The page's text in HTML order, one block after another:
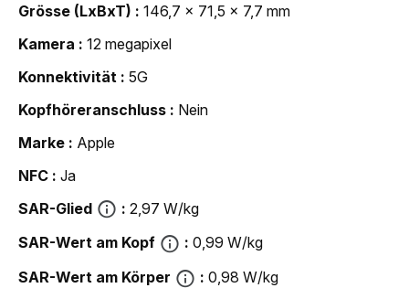
Grösse (LxBxT)
146,7 x 71,5 x 7,7 mm
Kamera
12 megapixel
Konnektivität
5G
Kopfhöreranschluss
Nein
Marke
Apple
NFC
Ja
SAR-Glied
2,97 W/kg
SAR-Wert am Kopf
0,99 W/kg
SAR-Wert am Körper
0,98 W/kg